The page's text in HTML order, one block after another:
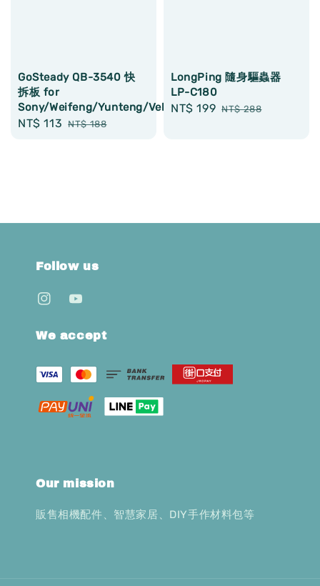
GoSteady QB-3540 快
拆板 for
Sony/Weifeng/Yunteng/Velbon/Swallow/Gosteady
Sale
NT$ 113 Regular
NT$ 188
LongPing 隨身驅蟲器
LP-C180
Sale
NT$ 199 Regular
NT$ 288
Follow us
We accept
Our mission
販售相機配件、智慧家居、DIY手作材料包等